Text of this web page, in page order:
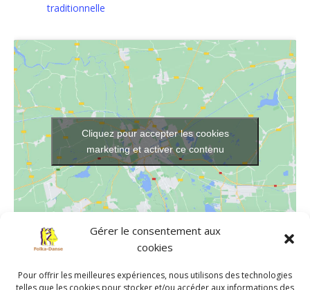
Gérer le consentement aux
cookies
Pour offrir les meilleures expériences, nous utilisons des technologies
telles que les cookies pour stocker et/ou accéder aux informations des
traditionnelle
Salle de danse de Chavagnes-en-Paillers
Cliquez pour accepter les cookies
marketing et activer ce contenu